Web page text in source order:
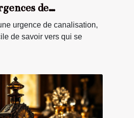
de
? urgence de canalisation,
de savoir vers qui se